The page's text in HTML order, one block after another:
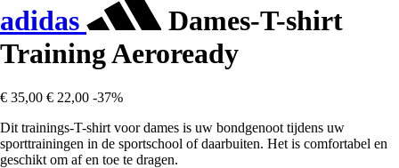
adidas
Dames-T-shirt
Training Aeroready
€ 35,00 € 22,00 -37%
Dit trainings-T-shirt voor dames is uw bondgenoot tijdens uw
sporttrainingen in de sportschool of daarbuiten. Het is comfortabel en
geschikt om af en toe te dragen.